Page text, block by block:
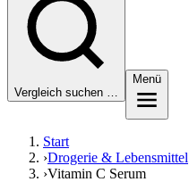
Vergleich suchen …
Menü
Start
›Drogerie & Lebensmittel
›Vitamin C Serum